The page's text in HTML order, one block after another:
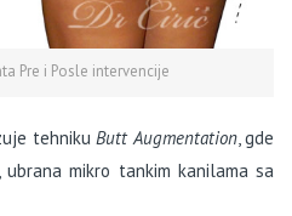
Pre i Posle intervencije
tehnikuButt Augmentation, gde
mikro tankim kanilama sa